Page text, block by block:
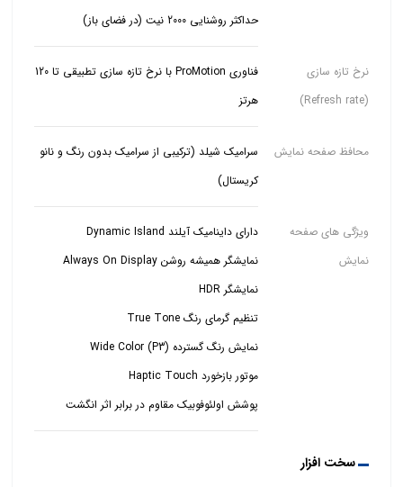
حداکثر روشنایی 2000 نیت (در فضای باز)
نرخ تازه سازی
(Refresh rate)
فناوری ProMotion با نرخ تازه سازی تطبیقی ​​تا 120
هرتز
محافظ صفحه نمایش
سرامیک شیلد (ترکیبی از سرامیک بدون رنگ و نانو
کریستال)
ویژگی های صفحه
نمایش
دارای داینامیک آیلند Dynamic Island
نمایشگر همیشه روشن Always On Display
نمایشگر HDR
نمایش رنگ گسترده (Wide Color (P3
موتور بازخورد Haptic Touch
پوشش اولئوفوبیک مقاوم در برابر اثر انگشت
سخت افزار